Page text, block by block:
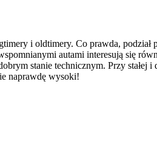
i oldtimery. Co prawda, podział
autami interesują się
stanie technicznym. Przy stałej
naprawdę wysoki!